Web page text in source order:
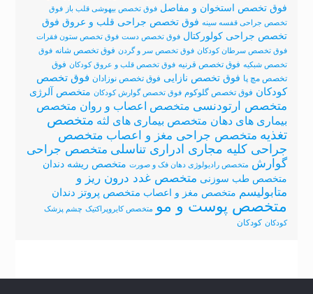
فوق تخصص استخوان و مفاصل فوق تخصص بیهوشی قلب باز فوق
تخصص جراحی قفسه سینه فوق تخصص جراحی قلب و عروق فوق
تخصص جراحی کولورکتال فوق تخصص دست فوق تخصص ستون فقرات
فوق تخصص سرطان کودکان فوق تخصص سر و گردن فوق تخصص شانه فوق
تخصص شبکیه فوق تخصص قرنیه فوق تخصص قلب و عروق کودکان فوق
تخصص مچ پا فوق تخصص نازایی فوق تخصص نوزادان فوق تخصص
کودکان فوق تخصص گلوکوم فوق تخصص گوارش کودکان متخصص آلرژی
متخصص ارتودنسی متخصص اعصاب و روان متخصص
بیماری های دهان متخصص بیماری های لثه متخصص
تغذیه متخصص جراحی مغز و اعصاب متخصص
جراحی کلیه مجاری ادراری تناسلی متخصص جراحی
گوارش متخصص رادیولوژی دهان فک و صورت متخصص ریشه دندان
متخصص طب سوزنی متخصص غدد درون ریز و
متابولیسم متخصص مغز و اعصاب متخصص پروتز دندان
متخصص پوست و مو متخصص کایروپراکتیک چشم پزشک
کودکان کودکان